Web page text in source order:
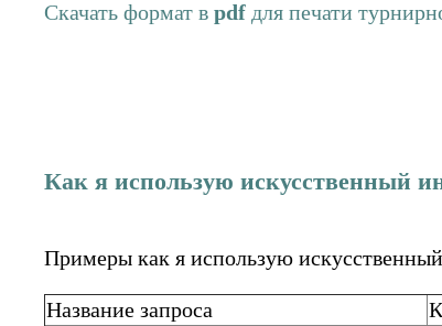
Скачать формат в pdf для печати
Как я использую искусственный
Примеры как я использую
Название запроса